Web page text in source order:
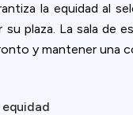
la equidad al
su plaza. La sala de
y mantener una